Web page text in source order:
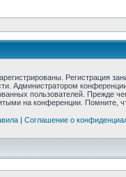
Регистрация
Администратором
пользователей. Прежде
на конференции. Помните,
| Соглашение о